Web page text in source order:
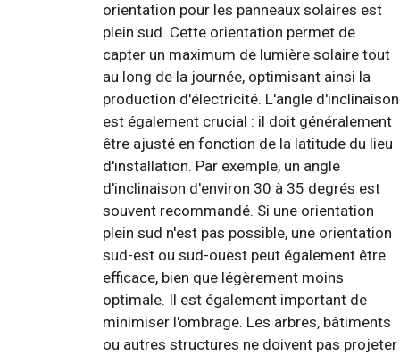
orientation pour les panneaux solaires est
plein sud. Cette orientation permet de
capter un maximum de lumière solaire tout
au long de la journée, optimisant ainsi la
production d'électricité. L'angle d'inclinaison
est également crucial : il doit généralement
être ajusté en fonction de la latitude du lieu
d'installation. Par exemple, un angle
d'inclinaison d'environ 30 à 35 degrés est
souvent recommandé. Si une orientation
plein sud n'est pas possible, une orientation
sud-est ou sud-ouest peut également être
efficace, bien que légèrement moins
optimale. Il est également important de
minimiser l'ombrage. Les arbres, bâtiments
ou autres structures ne doivent pas projeter